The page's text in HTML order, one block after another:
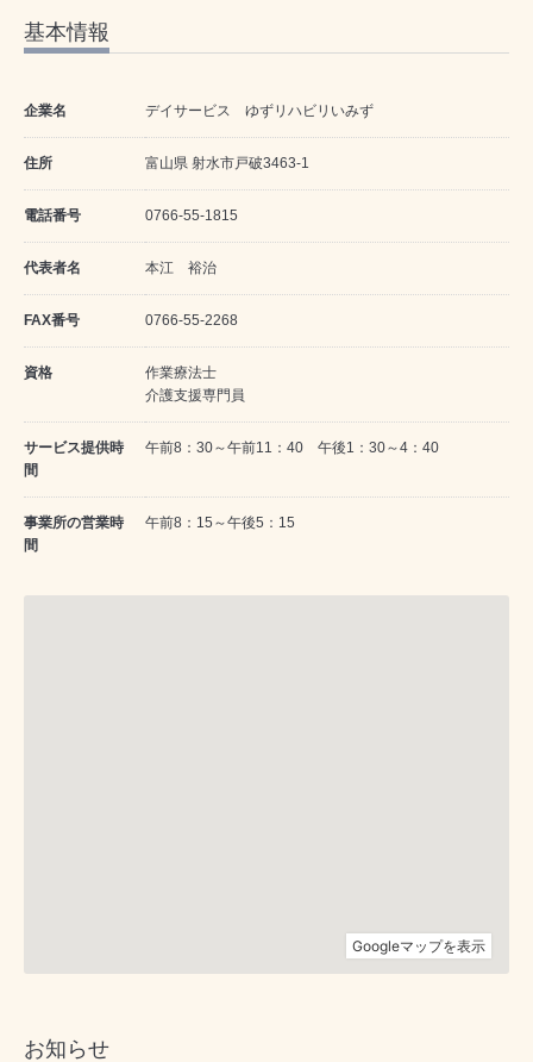
基本情報
企業名 デイサービス ゆずリハビリいみず
住所 富山県 射水市戸破3463-1
電話番号 0766-55-1815
代表者名 本江 裕治
FAX番号 0766-55-2268
資格
作業療法士
介護支援専門員
サービス提供時
間
午前8：30～午前11：40 午後1：30～4：40
事業所の営業時
間
午前8：15～午後5：15
お知らせ